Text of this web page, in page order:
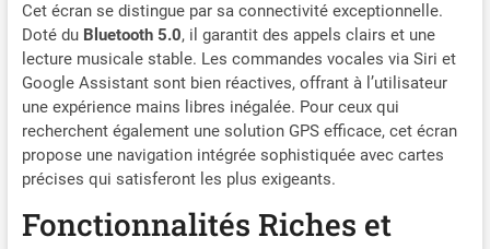
ou Android Auto (par
exemple, certaines
applications vidéo) peuvent
être affichées sur l’écran de
la voiture par duplication.
L'écran de voiture Volam
Carplay Android est votre
deuxième plus grand écran
dupliquer des films pour
Cet écran se distingue par sa connectivité exceptionnelle.
Doté du Bluetooth 5.0, il garantit des appels clairs et une
lecture musicale stable. Les commandes vocales via Siri et
Google Assistant sont bien réactives, offrant à l’utilisateur
une expérience mains libres inégalée. Pour ceux qui
recherchent également une solution GPS efficace, cet écran
propose une navigation intégrée sophistiquée avec cartes
précises qui satisferont les plus exigeants.
Fonctionnalités Riches et